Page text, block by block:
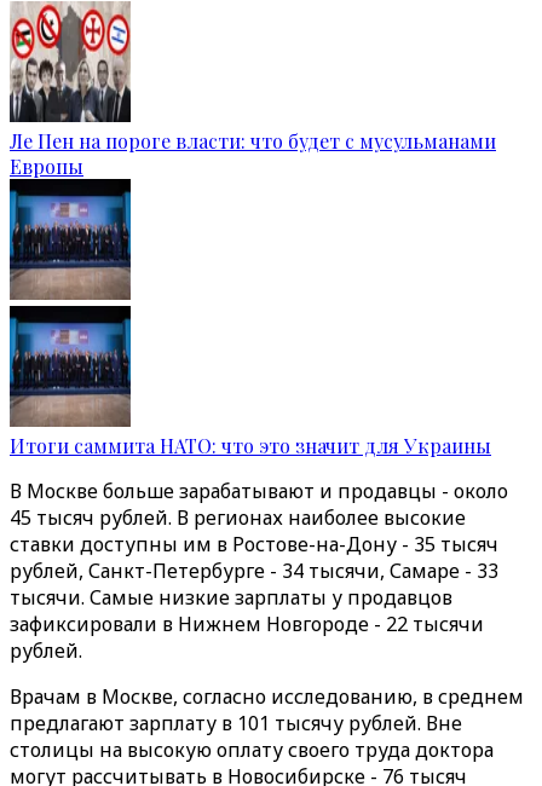
Ле Пен на пороге власти: что будет с мусульманами
Европы
Итоги саммита НАТО: что это значит для Украины
В Москве больше зарабатывают и продавцы - около
45 тысяч рублей. В регионах наиболее высокие
ставки доступны им в Ростове-на-Дону - 35 тысяч
рублей, Санкт-Петербурге - 34 тысячи, Самаре - 33
тысячи. Самые низкие зарплаты у продавцов
зафиксировали в Нижнем Новгороде - 22 тысячи
рублей.
Врачам в Москве, согласно исследованию, в среднем
предлагают зарплату в 101 тысячу рублей. Вне
столицы на высокую оплату своего труда доктора
могут рассчитывать в Новосибирске - 76 тысяч